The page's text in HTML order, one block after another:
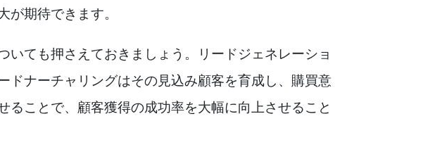
期待できます。
いても押さえておきましょう。リードジェネレーショ
ドナーチャリングはその見込み顧客を育成し、購買意
ことで、顧客獲得の成功率を大幅に向上させること